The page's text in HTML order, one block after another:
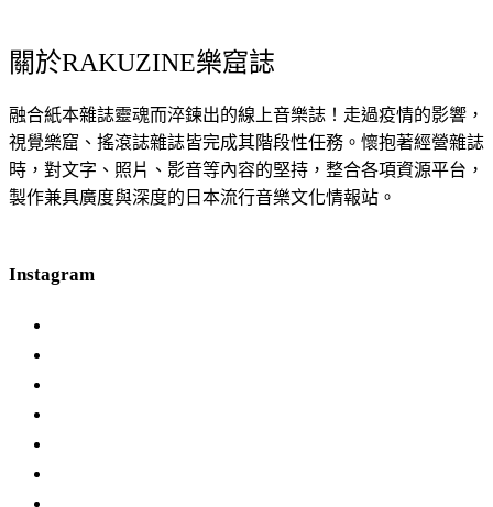
關於RAKUZINE樂窟誌
融合紙本雜誌靈魂而淬鍊出的線上音樂誌！走過疫情的影響，
視覺樂窟、搖滾誌雜誌皆完成其階段性任務。懷抱著經營雜誌
時，對文字、照片、影音等內容的堅持，整合各項資源平台，
製作兼具廣度與深度的日本流行音樂文化情報站。
Instagram